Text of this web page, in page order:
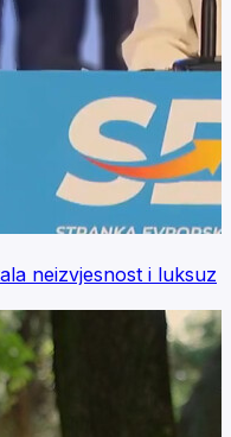
neizvjesnost i luksuz